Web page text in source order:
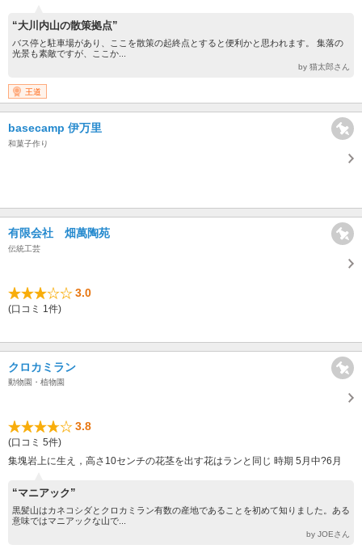
“大川内山の散策拠点”
バス停と駐車場があり、ここを散策の起終点とすると便利かと思われます。 集落の
光景も素敵ですが、ここか...
by 猫太郎さん
王道
basecamp 伊万里
和菓子作り
有限会社 畑萬陶苑
伝統工芸
3.0
(口コミ 1件)
クロカミラン
動物園・植物園
3.8
(口コミ 5件)
集塊岩上に生え，高さ10センチの花茎を出す花はランと同じ 時期 5月中?6月
“マニアック”
黒髪山はカネコシダとクロカミラン有数の産地であることを初めて知りました。ある
意味ではマニアックな山で...
by JOEさん